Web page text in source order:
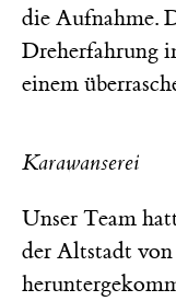
die Aufnahme.
Dreherfahrung
einem
Karawanserei
Unser Team
der Altstadt von